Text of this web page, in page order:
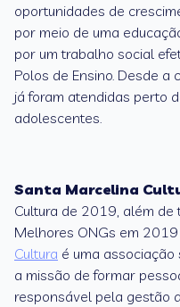
oportunidades de
por meio de uma
por um trabalho social
Polos de Ensino. Desde
já foram atendidas perto
adolescentes.
Santa Marcelina
Cultura de 2019, além
Melhores ONGs em
Cultura é uma
a missão de formar
responsável pela gestão